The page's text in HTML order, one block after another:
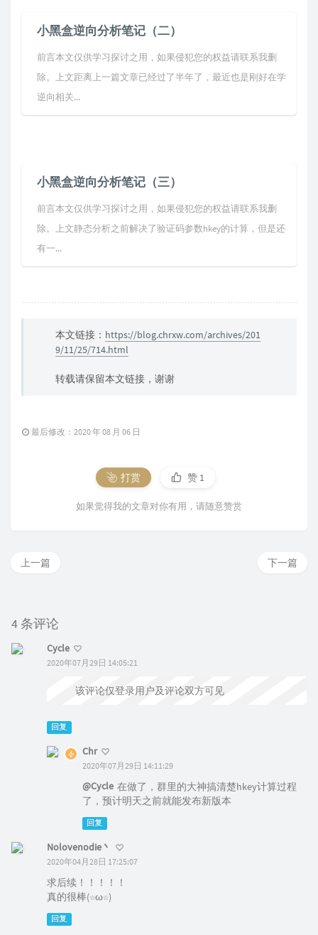
小黑盒逆向分析笔记（二）
前言本文仅供学习探讨之用，如果侵犯您的权益请联系我删
除。上文距离上一篇文章已经过了半年了，最近也是刚好在学
逆向相关...
小黑盒逆向分析笔记（三）
前言本文仅供学习探讨之用，如果侵犯您的权益请联系我删
除。上文静态分析之前解决了验证码参数hkey的计算，但是还
有一...
本文链接： https://blog.chrxw.com/archives/201
9/11/25/714.html
转载请保留本文链接，谢谢
最后修改：2020 年 08 月 06 日
打赏 赞 1
如果觉得我的文章对你有用，请随意赞赏
下一篇
上一篇
4 条评论
Cycle
2020年07月29日 14:05:21
该评论仅登录用户及评论双方可见
回复
Chr
2020年07月29日 14:11:29
@Cycle 在做了，群里的大神搞清楚hkey计算过程
了，预计明天之前就能发布新版本
回复
Nolovenodie丶
2020年04月28日 17:25:07
求后续！！！！！
真的很棒(☆ω☆)
回复